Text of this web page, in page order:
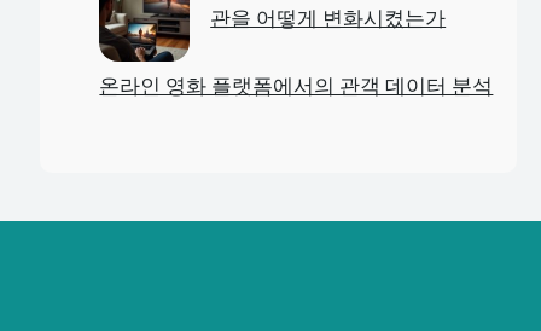
관을 어떻게 변화시켰는가
온라인 영화 플랫폼에서의 관객 데이터 분석